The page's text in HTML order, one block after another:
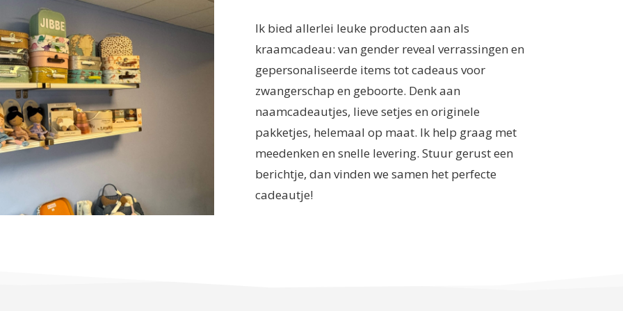
Ik bied allerlei leuke producten aan als
kraamcadeau: van gender reveal verrassingen en
gepersonaliseerde items tot cadeaus voor
zwangerschap en geboorte. Denk aan
naamcadeautjes, lieve setjes en originele
pakketjes, helemaal op maat. Ik help graag met
meedenken en snelle levering. Stuur gerust een
berichtje, dan vinden we samen het perfecte
cadeautje!